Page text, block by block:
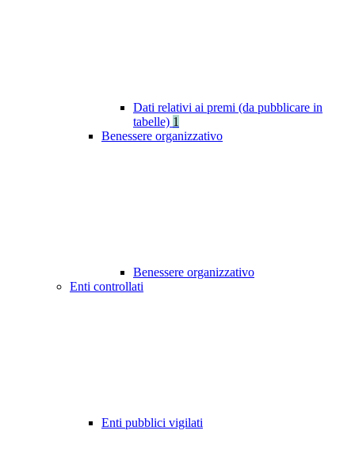
Dati relativi ai premi (da pubblicare in
tabelle) 1
Benessere organizzativo
Benessere organizzativo
Enti controllati
Enti pubblici vigilati